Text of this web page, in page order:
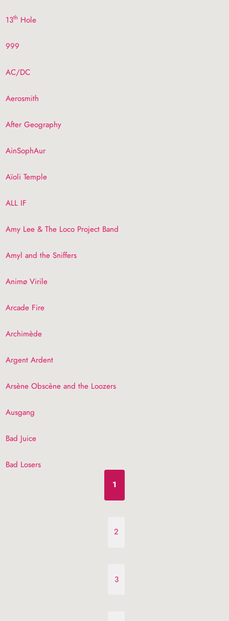
13th Hole
999
AC/DC
Aerosmith
After Geography
AinSophAur
Aïoli Temple
ALL IF
Amy Lee & The Loco Project Band
Amyl and the Sniffers
Animø Virile
Arcade Fire
Archimède
Argent Ardent
Arsène Obscène and the Loozers
Ausgang
Bad Juice
Bad Losers
1
2
3